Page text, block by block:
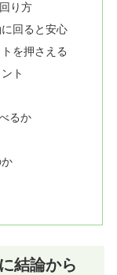
り方
回ると安心
を押さえる
ト
るか
結論から